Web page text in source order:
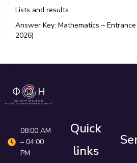
Lists and results
Answer Key: Mathematics –
2026)
08:00 AM
– 04:00
PM
Quick
links